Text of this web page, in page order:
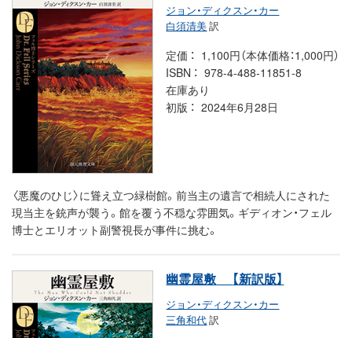
ジョン・ディクスン・カー
白須清美訳
定価
1,100円（本体価格：1,000円）
ISBN
978-4-488-11851-8
在庫あり
初版
2024年6月28日
〈悪魔のひじ〉に聳え立つ緑樹館。前当主の遺言で相続人にされた
現当主を銃声が襲う。館を覆う不穏な雰囲気。ギディオン・フェル
博士とエリオット副警視長が事件に挑む。
幽霊屋敷 【新訳版】
ジョン・ディクスン・カー
三角和代訳